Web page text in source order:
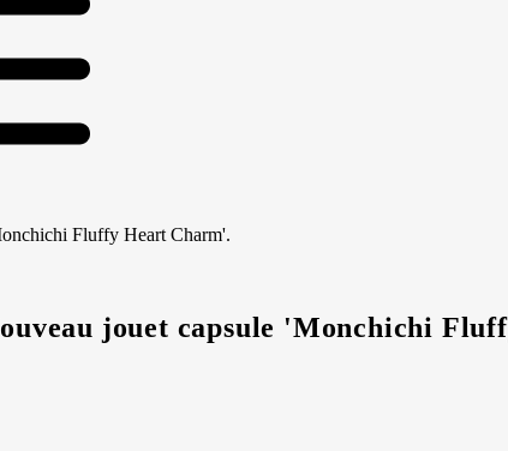
Fluffy Heart Charm'.
jouet capsule 'Monchichi